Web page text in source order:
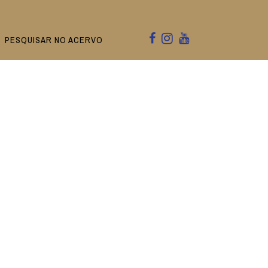
PESQUISAR NO ACERVO